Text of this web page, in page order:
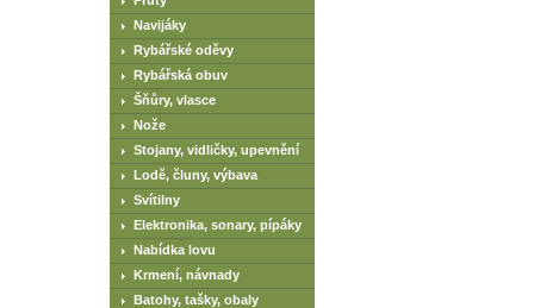
Navijáky
Rybářské oděvy
Rybářská obuv
Šňůry, vlasce
Nože
Stojany, vidličky, upevnění
Lodě, čluny, výbava
Svítilny
Elektronika, sonary, pípáky
Nabídka lovu
Krmení, návnady
Batohy, tašky, obaly